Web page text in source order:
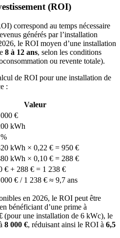
(ROI)
correspond au temps nécessaire
générés par l’installation
le ROI moyen d’une installation
8 à 12 ans, selon les conditions
ou revente totale).
de ROI pour une installation de
:
Valeur
€
kWh
kWh × 0,22 € = 950 €
kWh × 0,10 € = 288 €
€ + 288 € = 1 238 €
€ / 1 238 € ≈ 9,7 ans
en 2026, le ROI peut être
bénéficiant d’une prime à
(pour une installation de 6 kWc), le
8 000 €, réduisant ainsi le ROI à 6,5